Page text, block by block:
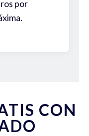
por
CON